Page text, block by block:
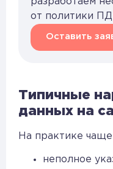
от политики
Оставить
Типичные
данных на
На практике
неполное